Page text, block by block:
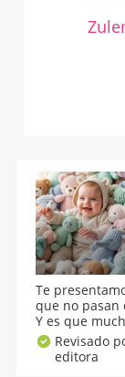
Te
que no pasan
Y es que
nombres
bebés con
melódica
Revisado
editora